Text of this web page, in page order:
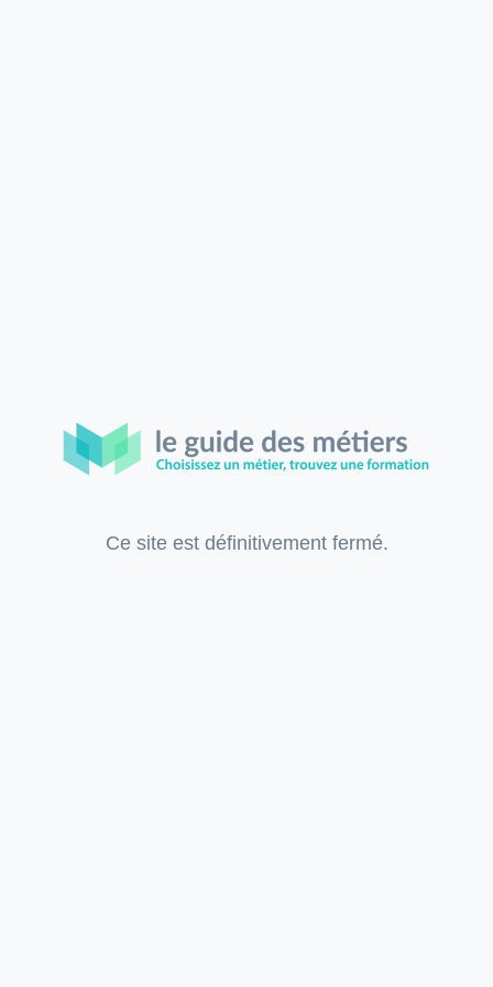
Ce site est définitivement fermé.